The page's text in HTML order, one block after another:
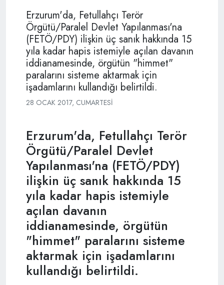
Erzurum'da, Fetullahçı Terör
Örgütü/Paralel Devlet Yapılanması'na
(FETÖ/PDY) ilişkin üç sanık hakkında 15
yıla kadar hapis istemiyle açılan davanın
iddianamesinde, örgütün "himmet"
paralarını sisteme aktarmak için
işadamlarını kullandığı belirtildi.
28 OCAK 2017, CUMARTESI
Erzurum'da, Fetullahçı Terör
Örgütü/Paralel Devlet
Yapılanması'na (FETÖ/PDY)
ilişkin üç sanık hakkında 15
yıla kadar hapis istemiyle
açılan davanın
iddianamesinde, örgütün
"himmet" paralarını sisteme
aktarmak için işadamlarını
kullandığı belirtildi.